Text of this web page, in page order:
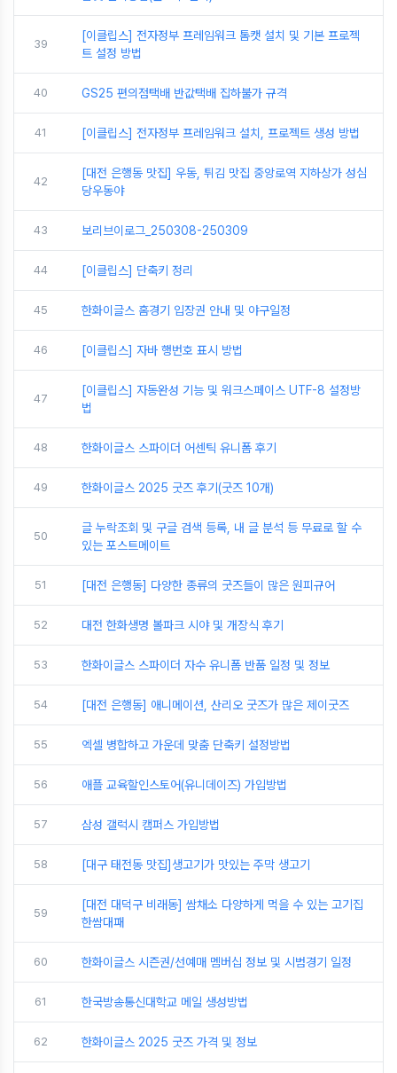
39
[이클립스] 전자정부 프레임워크 톰캣 설치 및 기본 프로젝
트 설정 방법
40 GS25 편의점택배 반값택배 집하불가 규격
41 [이클립스] 전자정부 프레임워크 설치, 프로젝트 생성 방법
42
[대전 은행동 맛집] 우동, 튀김 맛집 중앙로역 지하상가 성심
당우동야
43 보리브이로그_250308-250309
44 [이클립스] 단축키 정리
45 한화이글스 홈경기 입장권 안내 및 야구일정
46 [이클립스] 자바 행번호 표시 방법
47
[이클립스] 자동완성 기능 및 워크스페이스 UTF-8 설정방
법
48 한화이글스 스파이더 어센틱 유니폼 후기
49 한화이글스 2025 굿즈 후기(굿즈 10개)
50
글 누락조회 및 구글 검색 등록, 내 글 분석 등 무료로 할 수
있는 포스트메이트
51 [대전 은행동] 다양한 종류의 굿즈들이 많은 원피규어
52 대전 한화생명 볼파크 시야 및 개장식 후기
53 한화이글스 스파이더 자수 유니폼 반품 일정 및 정보
54 [대전 은행동] 애니메이션, 산리오 굿즈가 많은 제이굿즈
55 엑셀 병합하고 가운데 맞춤 단축키 설정방법
56 애플 교육할인스토어(유니데이즈) 가입방법
57 삼성 갤럭시 캠퍼스 가입방법
58 [대구 태전동 맛집]생고기가 맛있는 주막 생고기
59
[대전 대덕구 비래동] 쌈채소 다양하게 먹을 수 있는 고기집
한쌈대패
60 한화이글스 시즌권/선예매 멤버십 정보 및 시범경기 일정
61 한국방송통신대학교 메일 생성방법
62 한화이글스 2025 굿즈 가격 및 정보